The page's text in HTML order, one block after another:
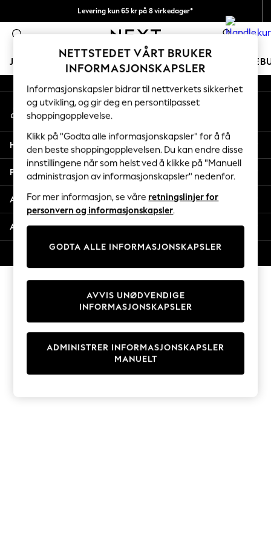
Levering kun 65 kr på 8 virkedager*
Vi betaler alle tollavgifter 0
JENTER GUTTER BABY KVINNER MENN
GIRLS
New In
50 - 92cm
98 - 110cm
116 - 134cm
140 - 174cm
Trending: Top & Short Sets
Trending: Clogs
Toy Story
THE SET
Coats & Jackets
Sweatshirts & Hoodies
Knitwear
Cardigans
Dresses
Sets & Outfits
T-Shirts
An error occurred on client
Våre sosiale nettverk
Min konto
Logg inn på kontoen din
Hjelp
Personvern & Juridisk
Avdelinger
Andre tjenester
NETTSTEDET VÅRT BRUKER
INFORMASJONSKAPSLER
Informasjonskapsler bidrar til nettverkets sikkerhet
og utvikling, og gir deg en persontilpasset
shoppingopplevelse.
Klikk på "Godta alle informasjonskapsler" for å få
den beste shoppingopplevelsen. Du kan endre disse
innstillingene når som helst ved å klikke på "Manuell
administrasjon av informasjonskapsler" nedenfor.
For mer informasjon, se våre retningslinjer for
personvern og informasjonskapsler.
GODTA ALLE INFORMASJONSKAPSLER
ADMINISTRER INFORMASJONSKAPSLER
MANUELT
AVVIS UNØDVENDIGE
INFORMASJONSKAPSLER